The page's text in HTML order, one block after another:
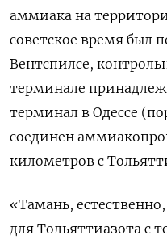
аммиака на
советское время был
Вентспилсе,
терминале
терминал в Одессе
соединен
километров с
«Тамань,
для Тольяттиазота с